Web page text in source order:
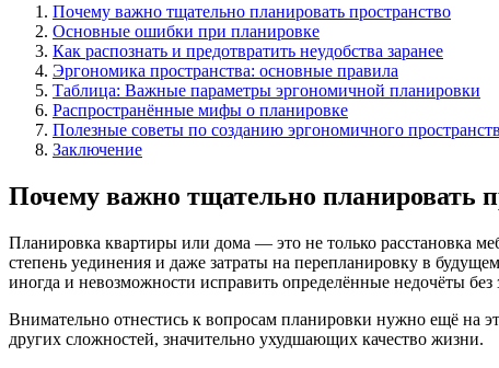
Почему важно тщательно планировать пространство
Основные ошибки при планировке
Как распознать и предотвратить неудобства заранее
Эргономика пространства: основные правила
Таблица: Важные параметры эргономичной планировки
Распространённые мифы о планировке
Полезные советы по созданию эргономичного
Заключение
Почему важно тщательно планировать
Планировка квартиры или дома — это не только расстановка
степень уединения и даже затраты на перепланировку в
иногда и невозможности исправить определённые недочёты без
Внимательно отнестись к вопросам планировки нужно ещё на
других сложностей, значительно ухудшающих качество жизни.